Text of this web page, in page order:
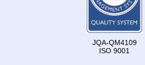
JQA-QM4109
ISO 9001